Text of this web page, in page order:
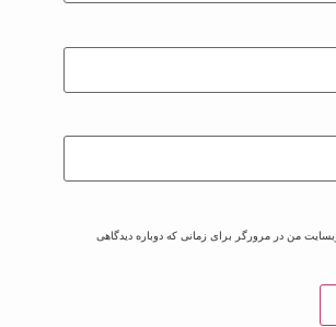
من در مرورگر برای زمانی که دوباره دیدگاهی